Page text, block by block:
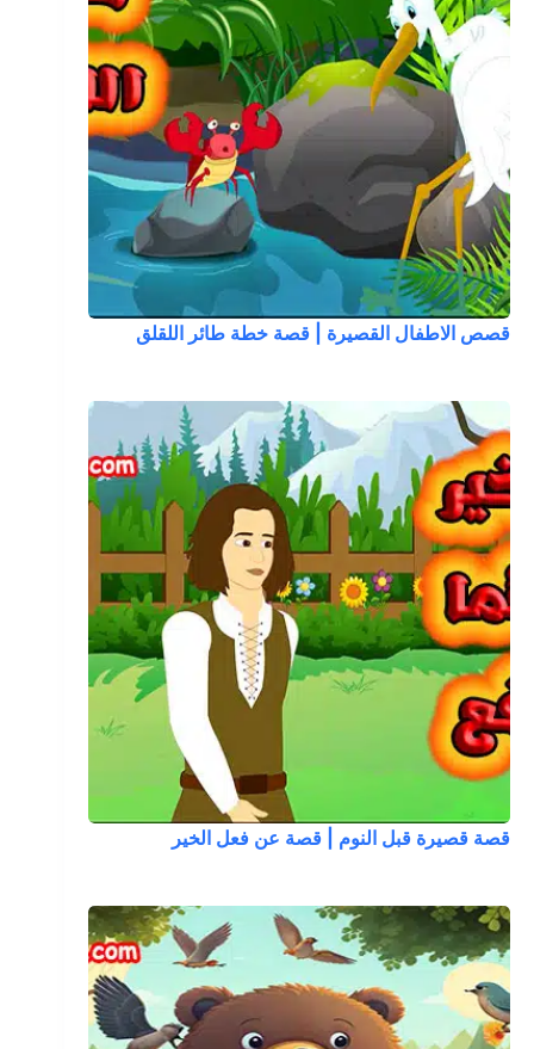
قصص الاطفال القصيرة | قصة خطة طائر اللقلق
قصة قصيرة قبل النوم | قصة عن فعل الخير